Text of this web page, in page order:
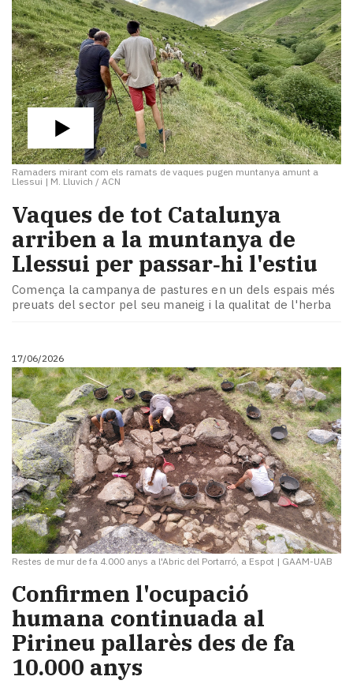
Ramaders mirant com els ramats de vaques pugen muntanya amunt a
Llessui | M. Lluvich / ACN
Vaques de tot Catalunya
arriben a la muntanya de
Llessui per passar‑hi l'estiu
Comença la campanya de pastures en un dels espais més
preuats del sector pel seu maneig i la qualitat de l'herba
17/06/2026
Restes de mur de fa 4.000 anys a l'Abric del Portarró, a Espot | GAAM-UAB
Confirmen l'ocupació
humana continuada al
Pirineu pallarès des de fa
10.000 anys